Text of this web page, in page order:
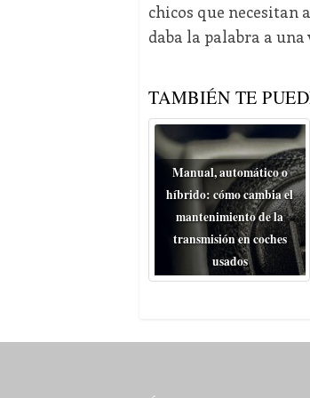
chicos que necesitan
daba la palabra a una
TAMBIÉN TE
Manual, automático o
híbrido: cómo cambia el
mantenimiento de la
transmisión en coches
usados